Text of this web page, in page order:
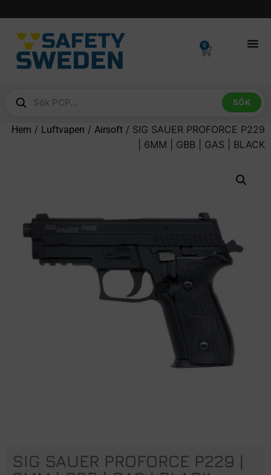
0
SÖK
Hem / Luftvapen / Airsoft / SIG SAUER PROFORCE P229
| 6MM | GBB | GAS | BLACK
SIG SAUER PROFORCE P229 |